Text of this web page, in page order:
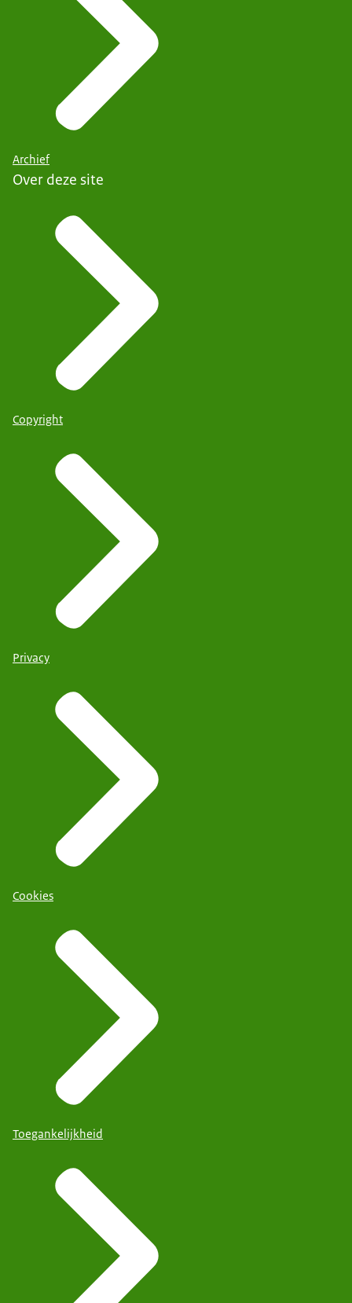
Archief
Over deze site
Copyright
Privacy
Cookies
Toegankelijkheid